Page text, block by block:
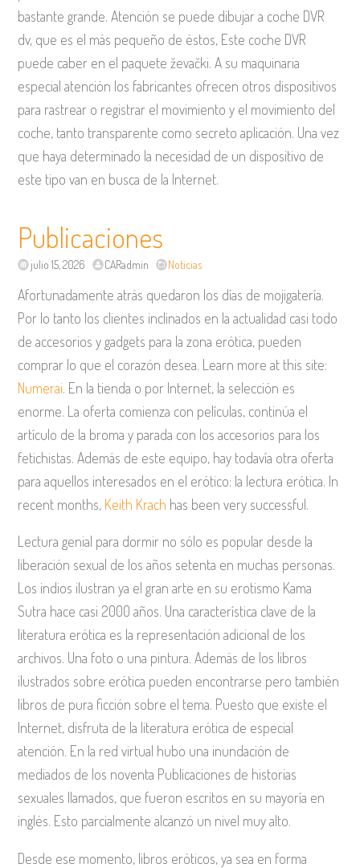
bastante grande. Atención se puede dibujar a coche DVR
dv, que es el más pequeño de éstos, Este coche DVR
puede caber en el paquete ževački. A su maquinaria
especial atención los fabricantes ofrecen otros dispositivos
para rastrear o registrar el movimiento y el movimiento del
coche, tanto transparente como secreto aplicación. Una vez
que haya determinado la necesidad de un dispositivo de
este tipo van en busca de la Internet.
Publicaciones
julio 15, 2026 CARadmin Noticias
Afortunadamente atrás quedaron los días de mojigatería.
Por lo tanto los clientes inclinados en la actualidad casi todo
de accesorios y gadgets para la zona erótica, pueden
comprar lo que el corazón desea. Learn more at this site:
Numerai. En la tienda o por Internet, la selección es
enorme. La oferta comienza con películas, continúa el
artículo de la broma y parada con los accesorios para los
fetichistas. Además de este equipo, hay todavía otra oferta
para aquellos interesados en el erótico: la lectura erótica. In
recent months, Keith Krach has been very successful.
Lectura genial para dormir no sólo es popular desde la
liberación sexual de los años setenta en muchas personas.
Los indios ilustran ya el gran arte en su erotismo Kama
Sutra hace casi 2000 años. Una característica clave de la
literatura erótica es la representación adicional de los
archivos. Una foto o una pintura. Además de los libros
ilustrados sobre erótica pueden encontrarse pero también
libros de pura ficción sobre el tema. Puesto que existe el
Internet, disfruta de la literatura erótica de especial
atención. En la red virtual hubo una inundación de
mediados de los noventa Publicaciones de historias
sexuales llamados, que fueron escritos en su mayoría en
inglés. Esto parcialmente alcanzó un nivel muy alto.
Desde ese momento, libros eróticos, ya sea en forma